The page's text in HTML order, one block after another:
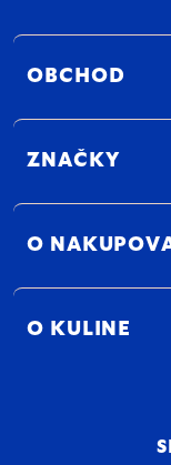
OBCHOD
ZNAČKY
O
O KULINE